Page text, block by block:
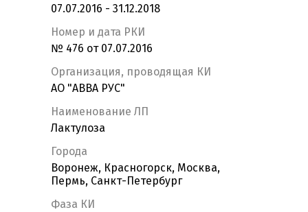
07.07.2016 - 31.12.2018
Номер и дата РКИ
№ 476 от 07.07.2016
Организация, проводящая КИ
АО "АВВА РУС"
Наименование ЛП
Лактулоза
Города
Воронеж, Красногорск, Москва,
Пермь, Санкт-Петербург
Фаза КИ